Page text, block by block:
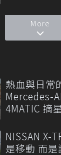
More
熱血與日常
Mercedes-
4MATIC 摘
NISSAN X-
是移動 而